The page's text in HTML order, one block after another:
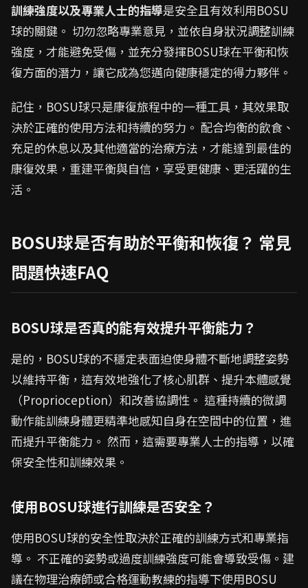
訓練強度以及專業人士的指導是安全且有效利用BOSU
球的關鍵。 切勿忽略專業意見，並依自身狀況調整訓練
強度，才能避免受傷，並充分發揮BOSU球在平衡和恢
復方面的潛力，讓它成為您邁向健康穩定的得力夥伴。
記住，BOSU球只是康復旅程中的一種工具，其效果取
決於正確的使用方法和持續的努力。 配合均衡的飲食、
充足的休息以及其他適當的治療方法，才能達到最佳的
康復效果，重建平衡與自信，享受更健康、更活躍的生
活。
BOSU球是否有助於平衡和恢復？ 常見
問題快速FAQ
BOSU球是否真的能有效提升平衡能力？
是的，BOSU球的不穩定表面迫使身體不斷地調整姿勢
以維持平衡，這有效地強化了核心肌群、提升本體感覺
（Proprioception）和改善協調性。 這種持續的微調
動作能訓練身體更精準地感知自身在空間中的位置，進
而提升平衡能力。 然而，這需要專業人士的指導，以確
保安全性和訓練效果。
使用BOSU球進行訓練是否安全？
使用BOSU球的安全性取決於正確的訓練方式和專業指
導。 不正確的姿勢或過度訓練強度可能會導致受傷。建
議在物理治療師或合格運動教練的指導下使用BOSU